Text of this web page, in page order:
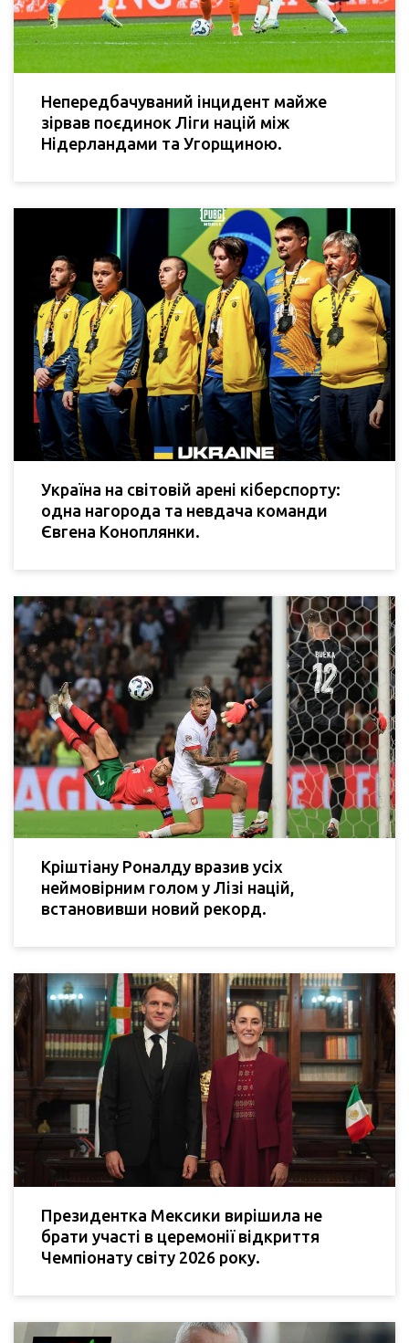
Непередбачуваний інцидент майже
зірвав поєдинок Ліги націй між
Нідерландами та Угорщиною.
Україна на світовій арені кіберспорту:
одна нагорода та невдача команди
Євгена Коноплянки.
Кріштіану Роналду вразив усіх
неймовірним голом у Лізі націй,
встановивши новий рекорд.
Президентка Мексики вирішила не
брати участі в церемонії відкриття
Чемпіонату світу 2026 року.